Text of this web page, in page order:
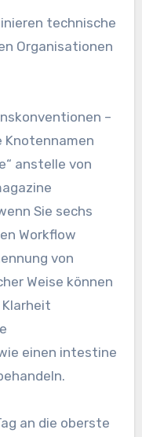
technische
Organisationen
–
Knotennamen
anstelle von
Sie sechs
Workflow
von
Weise können
einen intestine
an die oberste